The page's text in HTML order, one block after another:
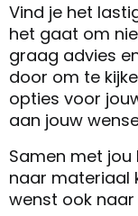
Vind je het
het gaat om
graag advies
door om te
opties voor
aan jouw
Samen met jou
naar materiaal
wenst ook